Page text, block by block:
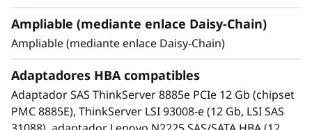
servers.
High availability via dual I/O modules,
redundant PSUs, and hot-swap drives.
An effective storage solution for workloads
such as data backup, data caching, video
surveillance, media streaming, email hosting,
server virtualization, file management, and
Ampliable (mediante enlace Daisy-Chain)
Ampliable (mediante enlace Daisy-Chain)
Adaptadores HBA compatibles
Adaptador SAS ThinkServer 8885e PCIe 12 Gb (chipset
PMC 8885E), ThinkServer LSI 93008-e (12 Gb, LSI SAS